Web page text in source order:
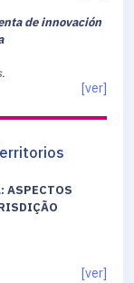
de innovación
[ver]
ASPECTOS
[ver]